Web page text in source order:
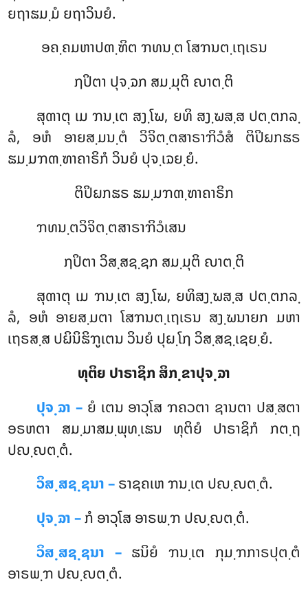
ຍຖາຘມ຺ມໍ ຍຖາວິນຍໍ.
ອຄ຺ຄມຫາປຓ຺ຑິຕ ຠທນ຺ຕ ໂສຠນຕ຺ເຖເຣນ
ຐປິຕາ ປຸຈ຺ຉກ ສມ຺ມຸຕິ ຎາຕ຺ຕິ
ສຸຓາຕຸ ເມ ຠນ຺ເຕ ສງ຺ໂຆ, ຍທິ ສງ຺ຆສ຺ສ ປຕ຺ຕກລ຺
ລໍ, ອຫໍ ອາຍສ຺ມນ຺ຕໍ ວິຈິຕ຺ຕສາຣາຠິວໍສໍ ຕິປິຏກຘຣ
ຘມ຺ມຠຓ຺ຑາຄາຣິກໍ ວິນຍໍ ປຸຈ຺ເຉຍ຺ຍໍ.
ຕິປິຏກຘຣ ຘມ຺ມຠຓ຺ຑາຄາຣິກ
ຠທນ຺ຕວິຈິຕ຺ຕສາຣາຠິວໍເສນ
ຐປິຕາ ວິສ຺ສຊ຺ຊກ ສມ຺ມຸຕິ ຎາຕ຺ຕິ
ສຸຓາຕຸ ເມ ຠນ຺ເຕ ສງ຺ໂຆ, ຍທິສງ຺ຆສ຺ສ ປຕ຺ຕກລ຺
ລໍ, ອຫໍ ອາຍສ຺ມຕາ ໂສຠນຕ຺ເຖເຣນ ສງ຺ຆນາຍກ ມຫາ
ເຖຣສ຺ສ ປຏິນິຘິຠູເຕນ ວິນຍໍ ປຸຏ຺ໂຐ ວິສ຺ສຊ຺ເຊຍ຺ຍໍ.
ທຸຕິຍ ປາຣາຊິກ ສິກ຺ຂາປຸຈ຺ຉາ
ປຸຈ຺ຉາ –ຍໍ ເຕນ ອາວຸໂສ ຠຄວຕາ ຊານຕາ ປສ຺ສຕາ
ອຣຫຕາ ສມ຺ມາສມ຺ພຸທ຺ເຘນ ທຸຕິຍໍ ປາຣາຊິກໍ ກຕ຺ຖ
ປຎ຺ຎຕ຺ຕໍ.
ວິສ຺ສຊ຺ຊນາ –ຣາຊຄເຫ ຠນ຺ເຕ ປຎ຺ຎຕ຺ຕໍ.
ປຸຈ຺ຉາ –ກໍ ອາວຸໂສ ອາຣພ຺ຠ ປຎ຺ຎຕ຺ຕໍ.
ວິສ຺ສຊ຺ຊນາ –ຘນິຍໍ ຠນ຺ເຕ ກຸມ຺ຠກາຣປຸຕ຺ຕໍ
ອາຣພ຺ຠ ປຎ຺ຎຕ຺ຕໍ.